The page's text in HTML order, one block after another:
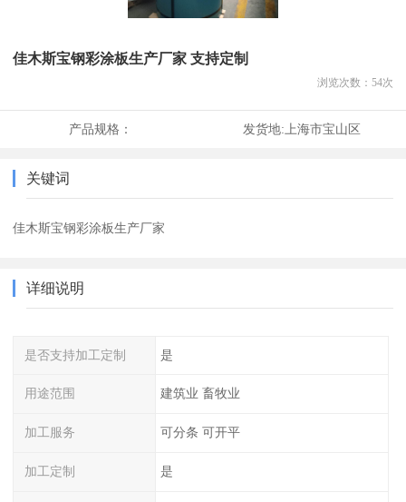
佳木斯宝钢彩涂板生产厂家 支持定制
浏览次数： 54次
产品规格： 发货地:上海市宝山区
关键词
佳木斯宝钢彩涂板生产厂家
详细说明
是否支持加工定制 是
用途范围 建筑业 畜牧业
加工服务 可分条 可开平
加工定制 是